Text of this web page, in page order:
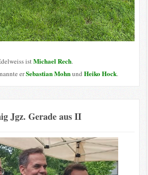
istMichael Rech.
erSebastian Mohnund Heiko Hock.
Jgz. Gerade aus II